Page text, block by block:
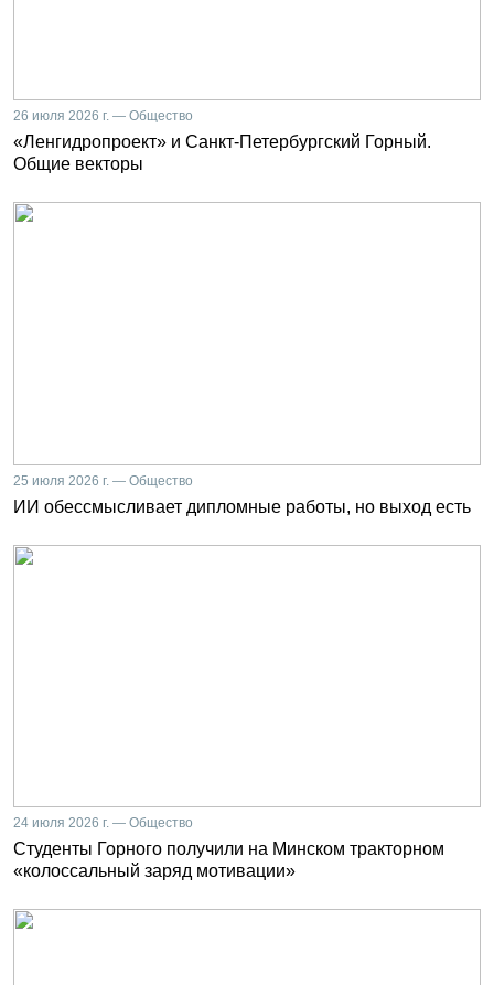
26 июля 2026 г. — Общество
«Ленгидропроект» и Санкт-Петербургский Горный.
Общие векторы
25 июля 2026 г. — Общество
ИИ обессмысливает дипломные работы, но выход есть
24 июля 2026 г. — Общество
Студенты Горного получили на Минском тракторном
«колоссальный заряд мотивации»